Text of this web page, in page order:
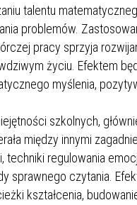
talentu
problemów.
pracy sprzyja
życiu. Efektem
myślenia,
szkolnych,
między innymi
techniki regulowania
sprawnego czytania.
kształcenia,